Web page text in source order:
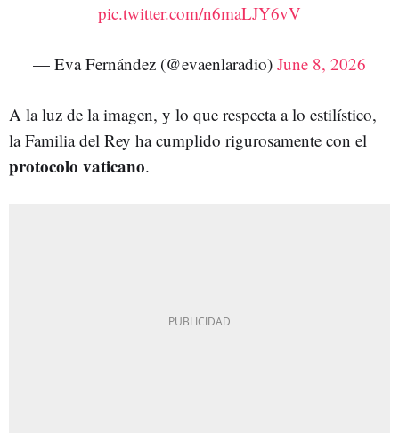
pic.twitter.com/n6maLJY6vV
— Eva Fernández (@evaenlaradio) June 8, 2026
A la luz de la imagen, y lo que respecta a lo estilístico,
la Familia del Rey ha cumplido rigurosamente con el
protocolo vaticano.